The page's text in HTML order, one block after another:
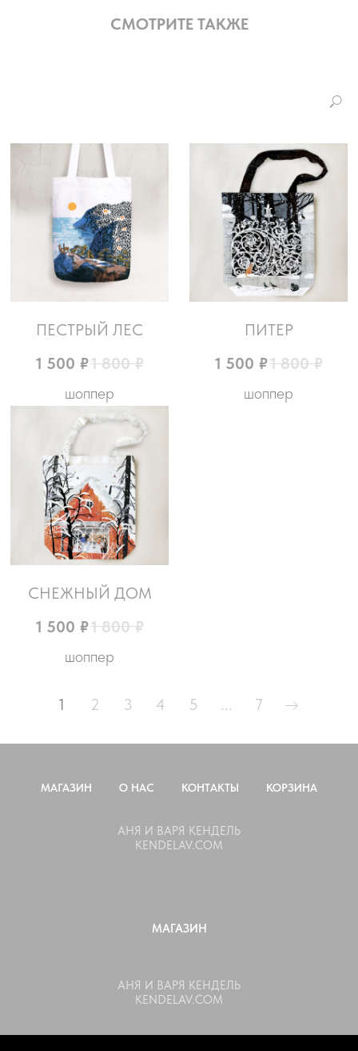
СМОТРИТЕ ТАКЖЕ
ПЕСТРЫЙ ЛЕС
1 500 ₽1 800 ₽
шоппер
ПИТЕР
1 500 ₽1 800 ₽
шоппер
СНЕЖНЫЙ ДОМ
1 500 ₽1 800 ₽
шоппер
1 2 3 4 5 ... 7
МАГАЗИН О НАС КОНТАКТЫ КОРЗИНА
АНЯ И ВАРЯ КЕНДЕЛЬ
KENDELAV.COM
МАГАЗИН
АНЯ И ВАРЯ КЕНДЕЛЬ
KENDELAV.COM